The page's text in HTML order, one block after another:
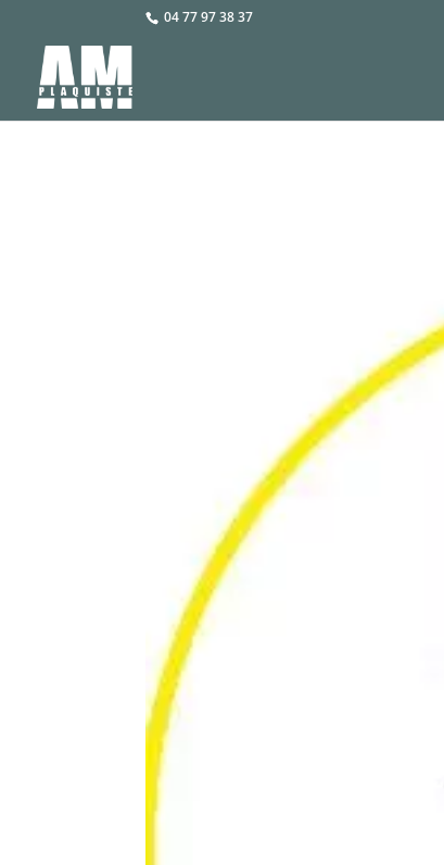
04 77 97 38 37